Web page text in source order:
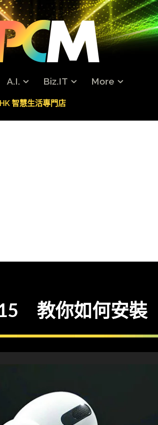
A.I. Biz.IT More
智慧生活專門店
教你如何安裝